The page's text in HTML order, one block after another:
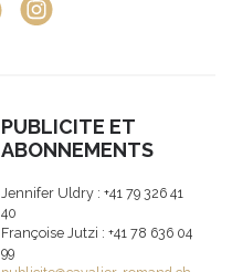
PUBLICITE ET
ABONNEMENTS
Jennifer Uldry : +41 79 326 41
40
Françoise Jutzi : +41 78 636 04
99